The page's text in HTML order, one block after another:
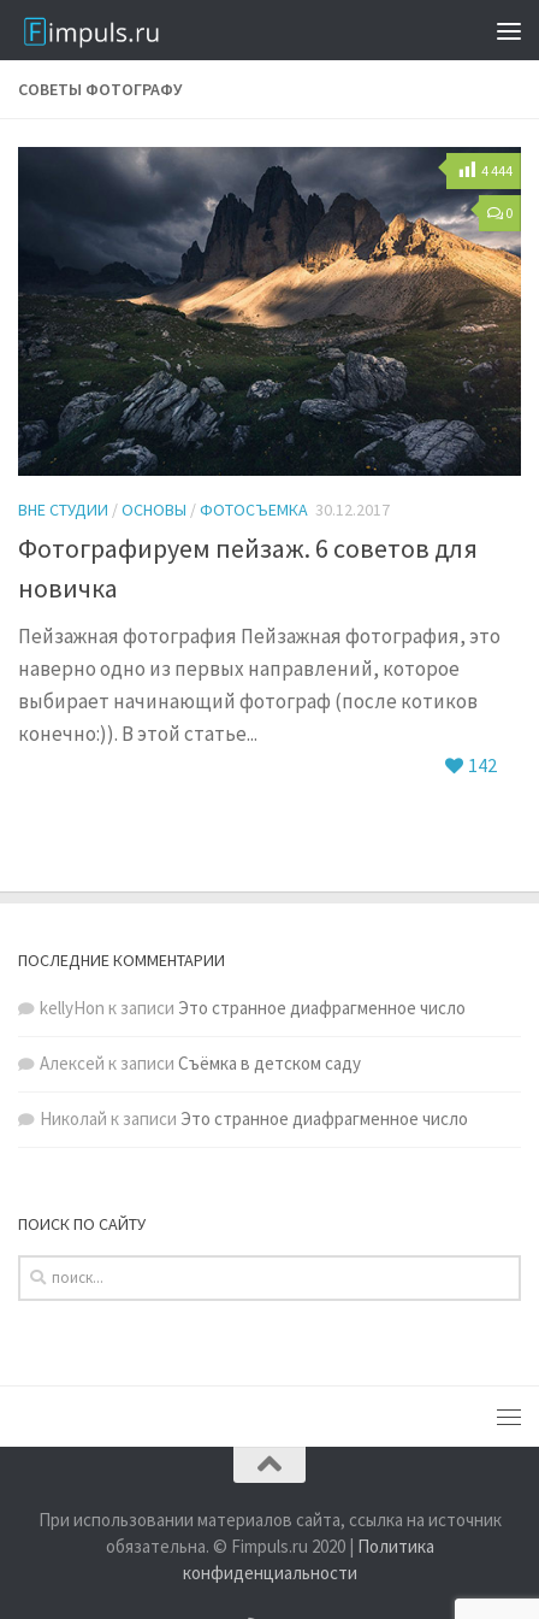
СОВЕТЫ ФОТОГРАФУ
0
4 444
ВНЕ СТУДИИ /ОСНОВЫ /ФОТОСЪЕМКА 30.12.2017
Фотографируем пейзаж. 6 советов для
новичка
Пейзажная фотография Пейзажная фотография, это
наверно одно из первых направлений, которое
выбирает начинающий фотограф (после котиков
конечно:)). В этой статье...
142
ПОСЛЕДНИЕ КОММЕНТАРИИ
kellyHon к записи Это странное диафрагменное число
Алексей к записи Съёмка в детском саду
Николай к записи Это странное диафрагменное число
ПОИСК ПО САЙТУ
При использовании материалов сайта, ссылка на источник
обязательна. © Fimpuls.ru 2020 | Политика
конфиденциальности